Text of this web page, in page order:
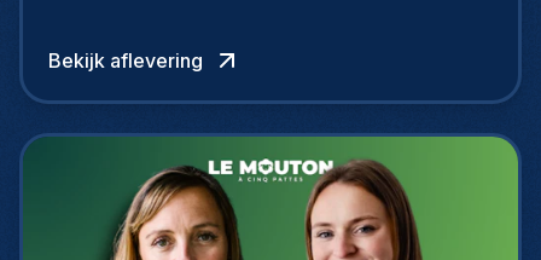
Bekijk aflevering